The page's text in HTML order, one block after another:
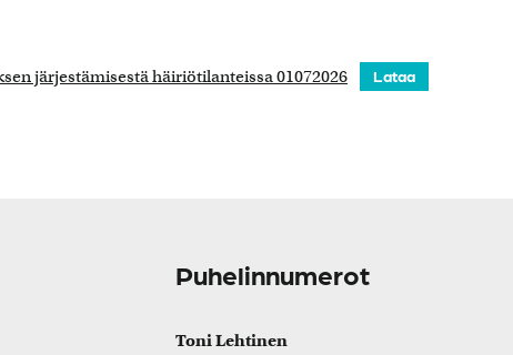
järjestämisestä häiriötilanteissa 01072026 Lataa
Puhelinnumerot
Toni Lehtinen